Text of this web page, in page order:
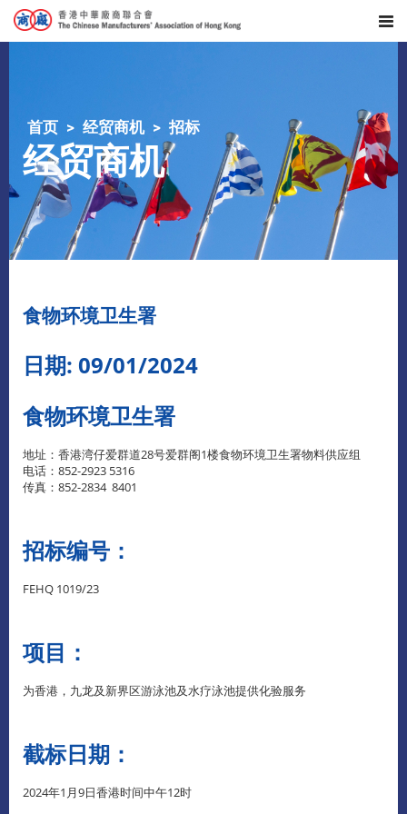
首页 经贸商机 招标
经贸商机
食物环境卫生署
日期: 09/01/2024
食物环境卫生署
地址：香港湾仔爱群道28号爱群阁1楼食物环境卫生署物料供应组
电话：852-2923 5316
传真：852-2834 8401
招标编号：
FEHQ 1019/23
项目：
为香港，九龙及新界区游泳池及水疗泳池提供化验服务
截标日期：
2024年1月9日香港时间中午12时